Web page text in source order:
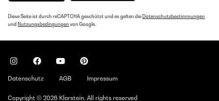
Diese Seite ist durch reCAPTCHA geschützt und es gelten die Datenschutzbestimmungen
und Nutzungsbedingungen von Google.
Datenschutz AGB Impressum
Copyright © 2026 Klarstein. All rights reserved